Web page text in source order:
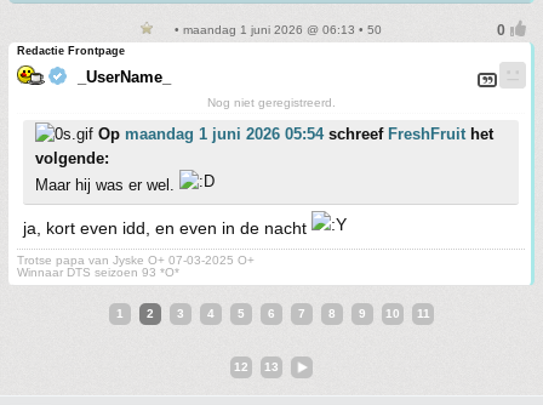
• maandag 1 juni 2026 @ 06:13 • 50
Redactie Frontpage
_UserName_
Nog niet geregistreerd.
Op maandag 1 juni 2026 05:54schreef FreshFruithet
volgende:
Maar hij was er wel.
ja, kort even idd, en even in de nacht
Trotse papa van Jyske O+ 07-03-2025 O+
Winnaar DTS seizoen 93 *O*
1 2 3 4 5 6 7 8 9 10 11
12 13